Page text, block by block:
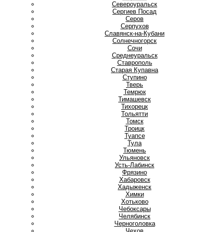
Североуральск
Сергиев Посад
Серов
Серпухов
Славянск-на-Кубани
Солнечногорск
Сочи
Среднеуральск
Ставрополь
Старая Купавна
Ступино
Тверь
Темрюк
Тимашевск
Тихорецк
Тольятти
Томск
Троицк
Туапсе
Тула
Тюмень
Ульяновск
Усть-Лабинск
Фрязино
Хабаровск
Хадыженск
Химки
Хотьково
Чебоксары
Челябинск
Черноголовка